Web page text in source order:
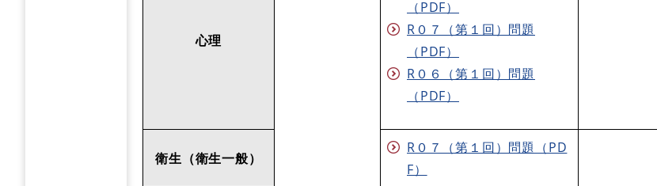
心理
（PDF）
R０７（第１回）問題
（PDF）
​R０６（第１回）問題
（PDF）
衛生（衛生一般）
R０７（第１回）問題（PD
F）